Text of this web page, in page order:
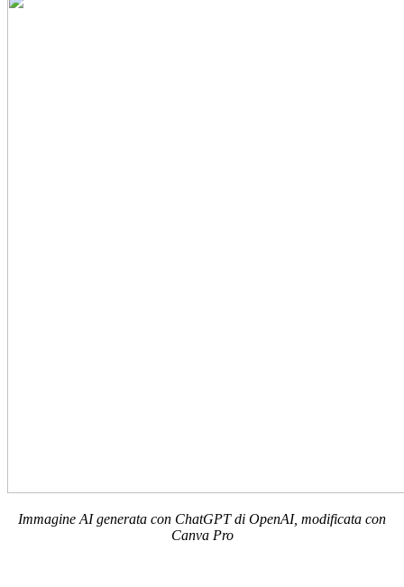
Immagine AI generata con ChatGPT di OpenAI, modificata con
Canva Pro